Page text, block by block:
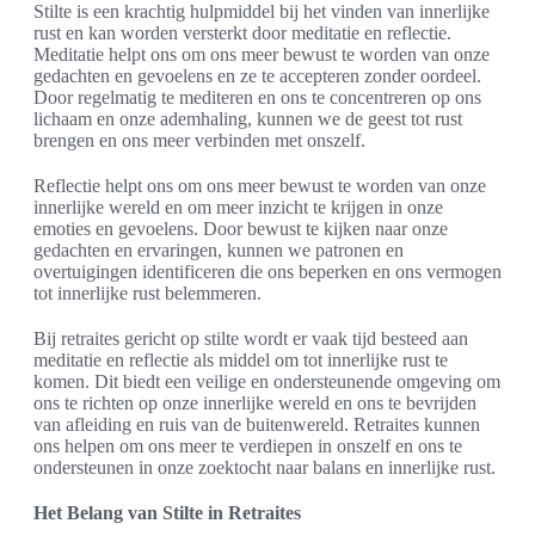
Stilte is een krachtig hulpmiddel bij het vinden van innerlijke
rust en kan worden versterkt door meditatie en reflectie.
Meditatie helpt ons om ons meer bewust te worden van onze
gedachten en gevoelens en ze te accepteren zonder oordeel.
Door regelmatig te mediteren en ons te concentreren op ons
lichaam en onze ademhaling, kunnen we de geest tot rust
brengen en ons meer verbinden met onszelf.
Reflectie helpt ons om ons meer bewust te worden van onze
innerlijke wereld en om meer inzicht te krijgen in onze
emoties en gevoelens. Door bewust te kijken naar onze
gedachten en ervaringen, kunnen we patronen en
overtuigingen identificeren die ons beperken en ons vermogen
tot innerlijke rust belemmeren.
Bij retraites gericht op stilte wordt er vaak tijd besteed aan
meditatie en reflectie als middel om tot innerlijke rust te
komen. Dit biedt een veilige en ondersteunende omgeving om
ons te richten op onze innerlijke wereld en ons te bevrijden
van afleiding en ruis van de buitenwereld. Retraites kunnen
ons helpen om ons meer te verdiepen in onszelf en ons te
ondersteunen in onze zoektocht naar balans en innerlijke rust.
Het Belang van Stilte in Retraites